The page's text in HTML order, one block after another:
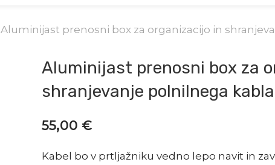
Aluminijast prenosni box za organizacijo in
Aluminijast prenosni box za
shranjevanje polnilnega kabla
55,00 €
Kabel bo v prtljažniku vedno lepo navit in